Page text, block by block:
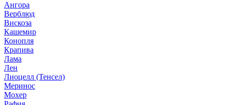
Ангора
Верблюд
Вискоза
Кашемир
Конопля
Крапива
Лама
Лен
Лиоцелл (Тенсел)
Меринос
Мохер